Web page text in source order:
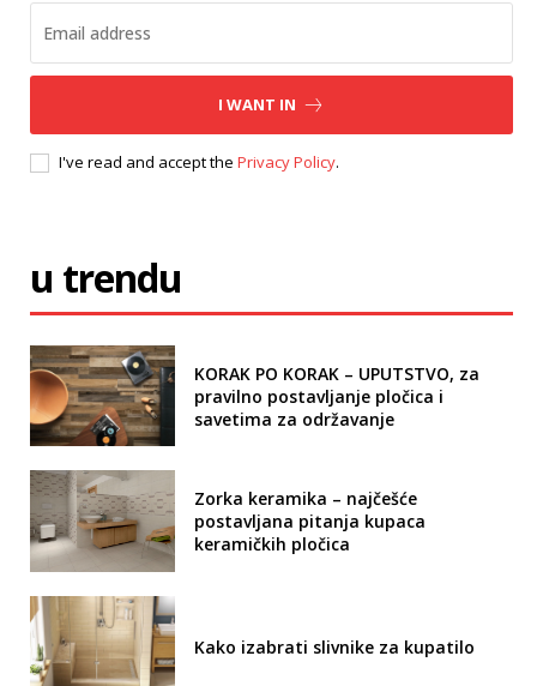
I WANT IN
I've read and accept the Privacy Policy.
u trendu
KORAK PO KORAK – UPUTSTVO, za
pravilno postavljanje pločica i
savetima za održavanje
Zorka keramika – najčešće
postavljana pitanja kupaca
keramičkih pločica
Kako izabrati slivnike za kupatilo